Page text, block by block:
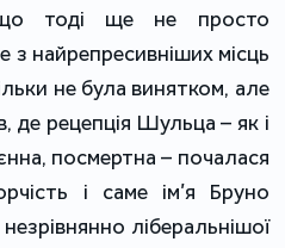
тоді ще не просто
з найрепресивніших місць
не була винятком, але
де рецепція Шульца – як і
посмертна – почалася
і саме ім’я Бруно
ліберальнішої